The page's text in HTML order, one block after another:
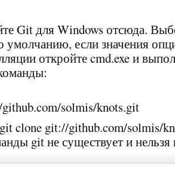
Git для Windows отсюда.
умолчанию, если значения
откройте cmd.exe и
solmis/knots.git
clone git://github.com/solmis/
git не существует и